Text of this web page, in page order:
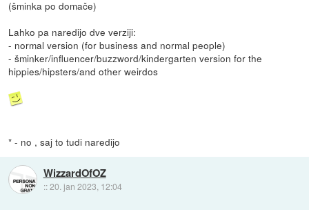
(šminka po domače)
Lahko pa naredijo dve verziji:
- normal version (for business and normal people)
- šminker/influencer/buzzword/kindergarten version for the
hippies/hipsters/and other weirdos
* - no , saj to tudi naredijo
WizzardOfOZ
::20. jan 2023, 12:04